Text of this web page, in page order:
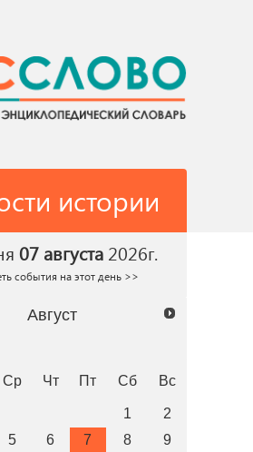
истории
07 августа 2026г.
события на этот день >>
Август
Ср Чт Пт Сб Вс
1
2
5 6 7 8
9